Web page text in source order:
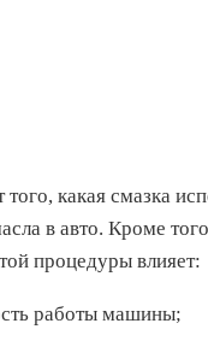
какая смазка
в авто. Кроме
процедуры влияет:
работы машины;